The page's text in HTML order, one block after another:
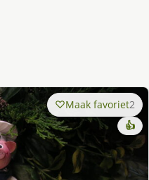
Maak favoriet2
👍